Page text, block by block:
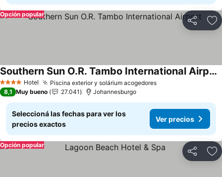
Compartir
Opción popular
4 EstrellasHotel Piscina exterior y solárium acogedoresVer precios
Southern Sun O.R. Tambo International Airport
Ver precios
8,1 Muy bueno 27.041 Johannesburgo
Seleccioná las fechas para ver los
precios exactos
Ver precios
Compartir
Opción popular